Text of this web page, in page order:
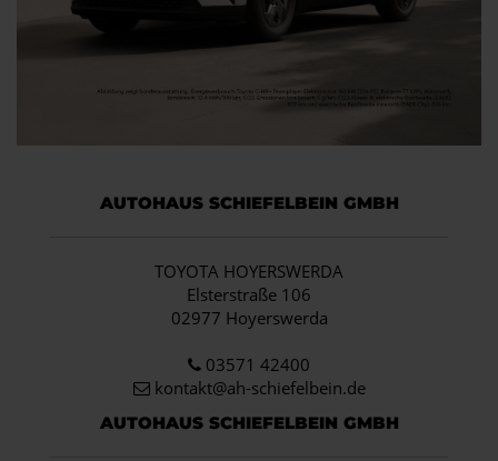
AUTOHAUS SCHIEFELBEIN GMBH
TOYOTA HOYERSWERDA
Elsterstraße 106
02977 Hoyerswerda
03571 42400
kontakt@ah-schiefelbein.de
AUTOHAUS SCHIEFELBEIN GMBH